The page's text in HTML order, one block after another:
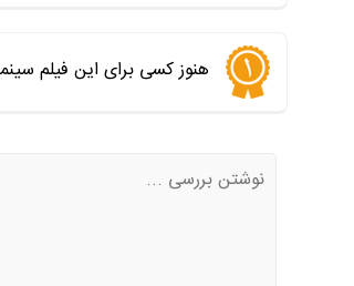
هنوز کسی برای این فیلم